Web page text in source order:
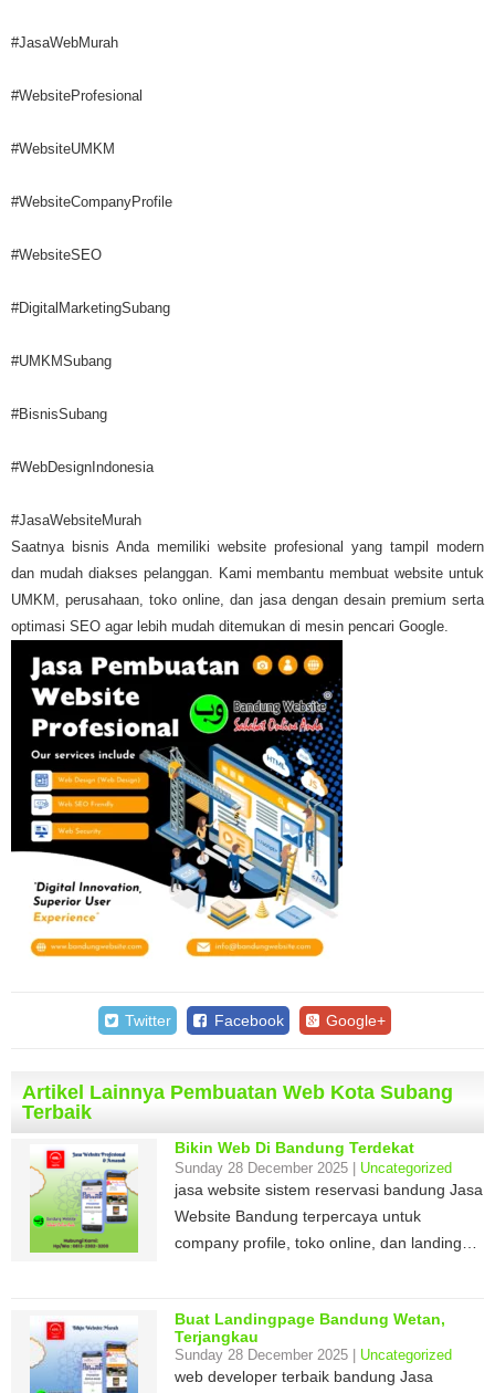
#JasaWebMurah
#WebsiteProfesional
#WebsiteUMKM
#WebsiteCompanyProfile
#WebsiteSEO
#DigitalMarketingSubang
#UMKMSubang
#BisnisSubang
#WebDesignIndonesia
#JasaWebsiteMurah
Saatnya bisnis Anda memiliki website profesional yang tampil modern
dan mudah diakses pelanggan. Kami membantu membuat website untuk
UMKM, perusahaan, toko online, dan jasa dengan desain premium serta
optimasi SEO agar lebih mudah ditemukan di mesin pencari Google.
Twitter Facebook Google+
Artikel Lainnya Pembuatan Web Kota Subang
Terbaik
Bikin Web Di Bandung Terdekat
Sunday 28 December 2025 | Uncategorized
jasa website sistem reservasi bandung Jasa
Website Bandung terpercaya untuk
company profile, toko online, dan landing…
Buat Landingpage Bandung Wetan,
Terjangkau
Sunday 28 December 2025 | Uncategorized
web developer terbaik bandung Jasa